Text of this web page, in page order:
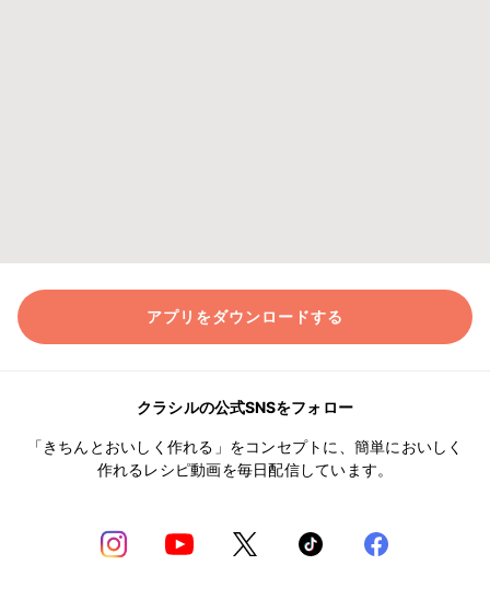
アプリをダウンロードする
クラシルの公式SNSをフォロー
「きちんとおいしく作れる」をコンセプトに、簡単においしく
作れるレシピ動画を毎日配信しています。